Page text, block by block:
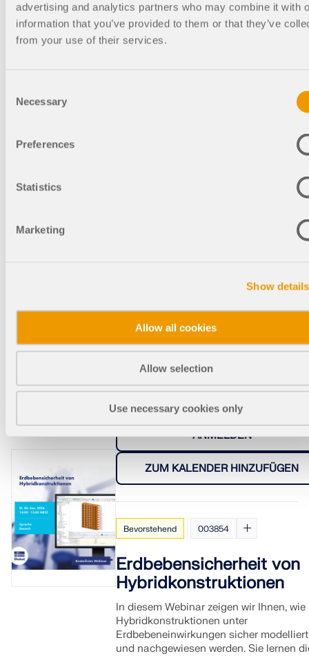
advertising and analytics partners who may combine it with
information that you’ve provided to them or that they’ve
from your use of their services.
Selection
Necessary
Preferences
Statistics
Marketing
Show details
Allow all cookies
Allow selection
Use necessary cookies only
Stahlbemessung im
Grenzzustand der
Gebrauchstauglichkeit
Stahlkonstruktionen in RFEM 6 effizient
über die relevanten
lernen den Arbeitsablauf in der Software
Gebrauchstauglichkeitsanforderungen
3:00 PM
CEST
ANMELDEN
ZUM KALENDER HINZUFÜGEN
Bevorstehend 003854
Erdbebensicherheit von
Hybridkonstruktionen
In diesem Webinar zeigen wir Ihnen, wie
Hybridkonstruktionen unter
Erdbebeneinwirkungen sicher modelliert
und nachgewiesen werden. Sie lernen